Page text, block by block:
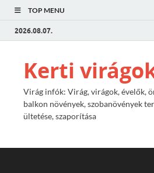
TOP MENU
2026.08.07.
Kerti
Virág infók: Virág, virágok, évelők,
balkon növények, szobanövények
ültetése, szaporítása